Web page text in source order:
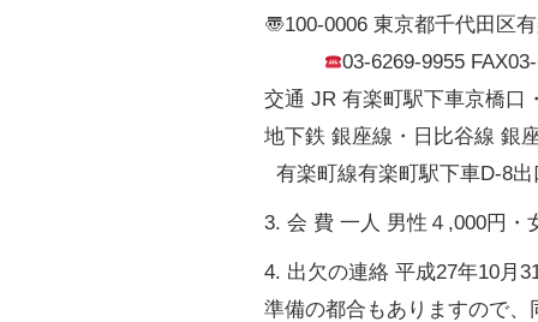
〠100-0006 東京都千代田区
03-6269-9955
交通 JR 有楽町駅下車京橋口
地下鉄 銀座線・日比谷線 銀
有楽町線有楽町駅下車D-8
3. 会 費 一人 男性４,000円・
4. 出欠の連絡 平成27年10月
準備の都合もありますので